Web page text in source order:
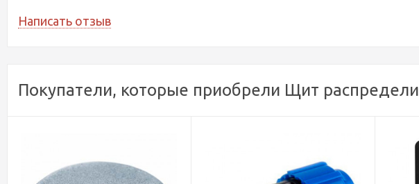
Написать отзыв
Покупатели, которые приобрели Щит